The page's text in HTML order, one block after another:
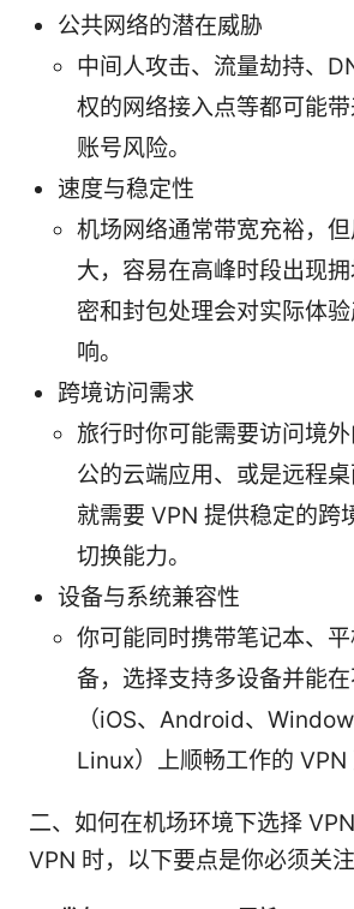
公共网络的潜在威胁
中间人攻击、流量劫持、
权的网络接入点等都可能
账号风险。
速度与稳定性
机场网络通常带宽充裕，
大，容易在高峰时段出现
密和封包处理会对实际体
响。
跨境访问需求
旅行时你可能需要访问境
公的云端应用、或是远程
就需要 VPN 提供稳定的跨
切换能力。
设备与系统兼容性
你可能同时携带笔记本、
备，选择支持多设备并能
（iOS、Android、
Linux）上顺畅工作的 VPN
二、如何在机场环境下选择
VPN 时，以下要点是你必须关注